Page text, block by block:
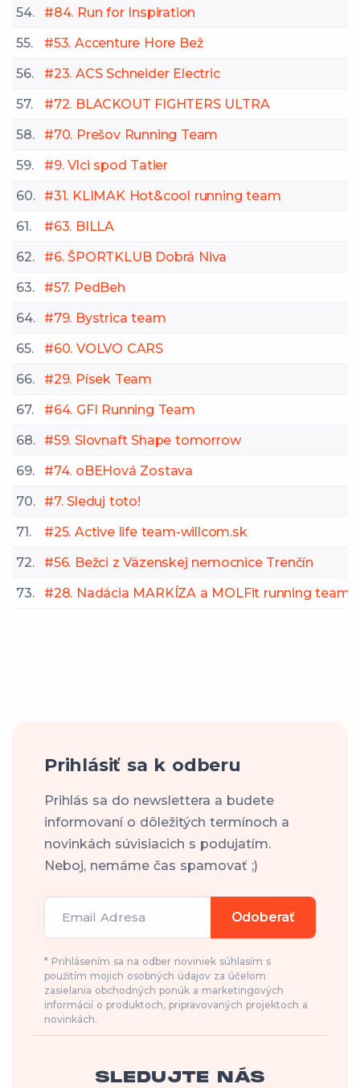
54.
#84. Run for Inspiration
55.
#53. Accenture Hore Bež
56.
#23. ACS Schneider Electric
57.
#72. BLACKOUT FIGHTERS ULTRA
58.
#70. Prešov Running Team
59.
#9. Vlci spod Tatier
60.
#31. KLIMAK Hot&cool running team
61.
#63. BILLA
62.
#6. ŠPORTKLUB Dobrá Niva
63.
#57. PedBeh
64.
#79. Bystrica team
65.
#60. VOLVO CARS
66.
#29. Písek Team
67.
#64. GFI Running Team
68.
#59. Slovnaft Shape tomorrow
69.
#74. oBEHová Zostava
70.
#7. Sleduj toto!
71.
#25. Active life team-willcom.sk
72.
#56. Bežci z Väzenskej nemocnice Trenčín
73.
#28. Nadácia MARKÍZA a MOLFit running team
Prihlásiť sa k odberu
Prihlás sa do newslettera a budete
informovaní o dôležitých termínoch a
novinkách súvisiacich s podujatím.
Neboj, nemáme čas spamovať ;)
Email Adresa Odoberať
* Prihlásením sa na odber noviniek súhlasím s
použitím mojich osobných údajov za účelom
zasielania obchodných ponúk a marketingových
informácií o produktoch, pripravovaných projektoch a
novinkách.
SLEDUJTE NÁS